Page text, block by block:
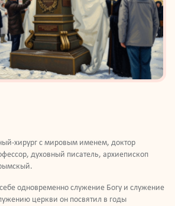
хирург с мировым именем, доктор
духовный писатель, архиепископ
одновременно служение Богу и служение
церкви он посвятил в годы